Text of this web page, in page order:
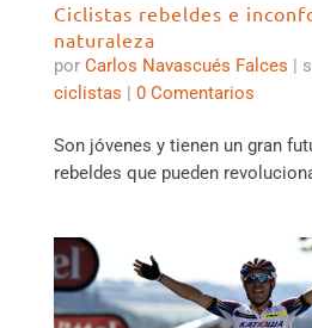
Ciclistas rebeldes e
naturaleza
por Carlos Navascués Falces |
ciclistas | 0 Comentarios
Son jóvenes y tienen un gran
rebeldes que pueden